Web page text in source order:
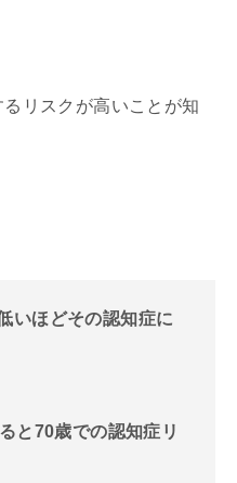
リスクが高いことが知
いほどその認知症に
と70歳での認知症リ